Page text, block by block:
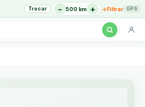
Trocar − 500 km + →Filtrar GPS